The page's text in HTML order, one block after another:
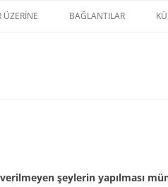
ÜZERİNE BAĞLANTILAR
şeylerin yapılması